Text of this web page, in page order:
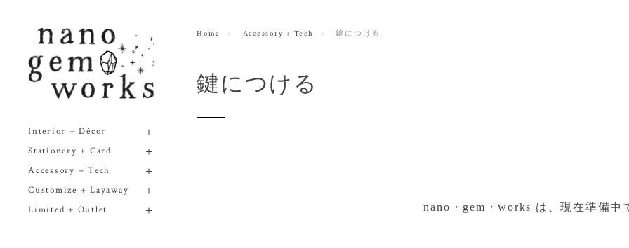
Interior + Décor
Stationery + Card
Accessory + Tech
Customize + Layaway
Limited + Outlet
Home Accessory + Tech 鍵につける
鍵につける
nano・gem・works は、現在準備中